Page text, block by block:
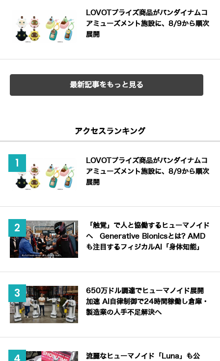
LOVOTプライズ商品がバンダイナムコ
アミューズメント施設に、8/9から順次
展開
最新記事をもっと見る
アクセスランキング
LOVOTプライズ商品がバンダイナムコ
アミューズメント施設に、8/9から順次
展開
「触覚」で人と協働するヒューマノイド
へ Generative Bionicsとは? AMD
も注目するフィジカルAI「身体知能」
650万ドル調達でヒューマノイド展開
加速 AI自律制御で24時間稼働し倉庫・
製造業の人手不足解決へ
流麗なヒューマノイド「Luna」も公